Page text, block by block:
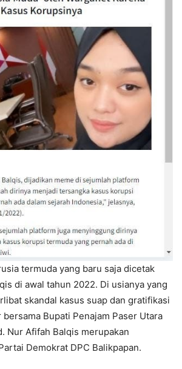
termuda yang baru saja dicetak
di awal tahun 2022. Di usianya yang
skandal kasus suap dan gratifikasi
bersama Bupati Penajam Paser Utara
Nur Afifah Balqis merupakan
Demokrat DPC Balikpapan.